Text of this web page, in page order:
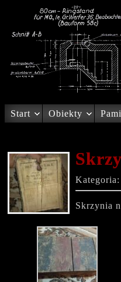
Start Obiekty
Kategoria:
Skrzynia